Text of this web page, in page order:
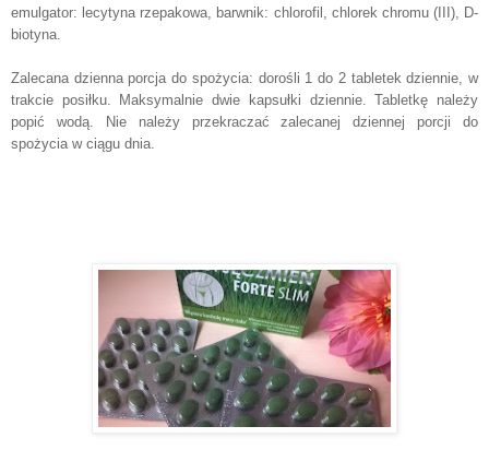
emulgator: lecytyna rzepakowa, barwnik: chlorofil, chlorek chromu (III), D-
biotyna.
Zalecana dzienna porcja do spożycia: dorośli 1 do 2 tabletek dziennie, w
trakcie posiłku. Maksymalnie dwie kapsułki dziennie. Tabletkę należy
popić wodą. Nie należy przekraczać zalecanej dziennej porcji do
spożycia w ciągu dnia.